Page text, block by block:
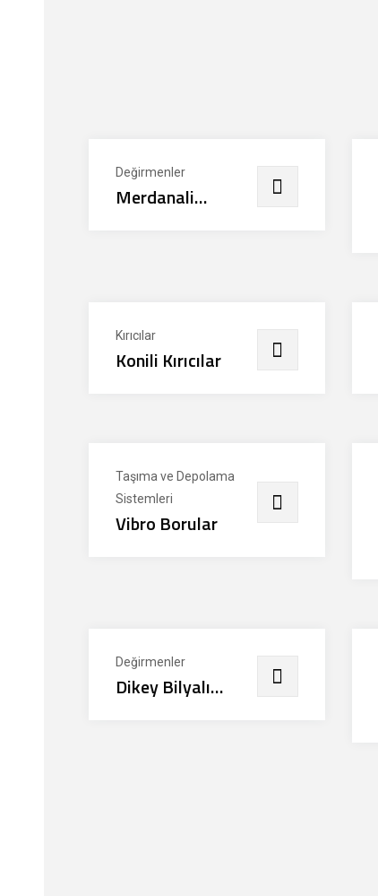
Değirmenler
Merdanali
Kırıcılar
Konili Kırıcılar
Taşıma ve Depolama
Sistemleri
Vibro Borular
Değirmenler
Dikey Bilyalı